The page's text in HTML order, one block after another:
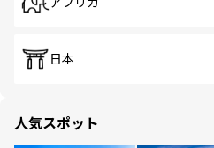
日本
人気スポット